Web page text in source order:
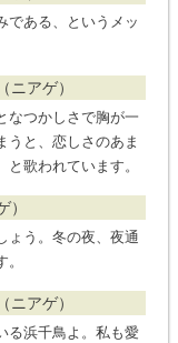
である、というメッ
アゲ）
なつかしさで胸が一
うと、恋しさのあま
歌われています。
ょう。冬の夜、夜通
アゲ）
る浜千鳥よ。私も愛